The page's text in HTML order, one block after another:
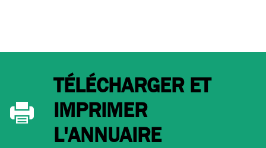
TÉLÉCHARGER ET
IMPRIMER
L'ANNUAIRE